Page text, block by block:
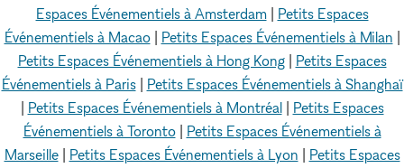
Espaces Événementiels à Amsterdam| Petits Espaces
Événementiels à Macao| Petits Espaces Événementiels à Milan
Petits Espaces Événementiels à Hong Kong| Petits Espaces
Événementiels à Paris| Petits Espaces Événementiels à Shanghaï
Petits Espaces Événementiels à Montréal| Petits Espaces
Événementiels à Toronto| Petits Espaces Événementiels à
Marseille| Petits Espaces Événementiels à Lyon
Petits Espaces